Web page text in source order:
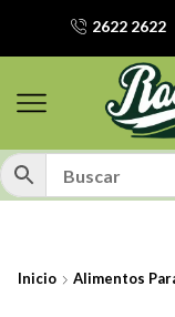
2622 2622
Inicio Alimentos